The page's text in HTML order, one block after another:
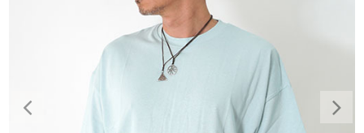
Previous Next